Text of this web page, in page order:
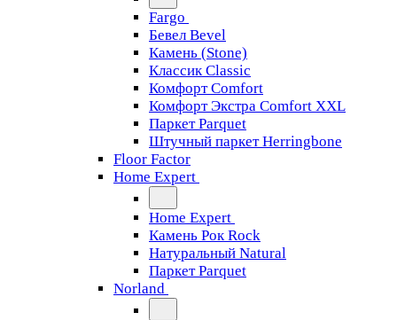
Fargo
Бевел Bevel
Камень (Stone)
Классик Classic
Комфорт Comfort
Комфорт Экстра Comfort XXL
Паркет Parquet
Штучный паркет Herringbone
Floor Factor
Home Expert
Home Expert
Камень Рок Rock
Натуральный Natural
Паркет Parquet
Norland